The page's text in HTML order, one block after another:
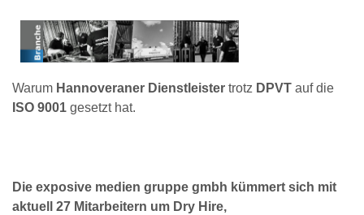
Warum Hannoveraner Dienstleister trotz DPVT auf die
ISO 9001 gesetzt hat.
Die exposive medien gruppe gmbh kümmert sich mit
aktuell 27 Mitarbeitern um Dry Hire,